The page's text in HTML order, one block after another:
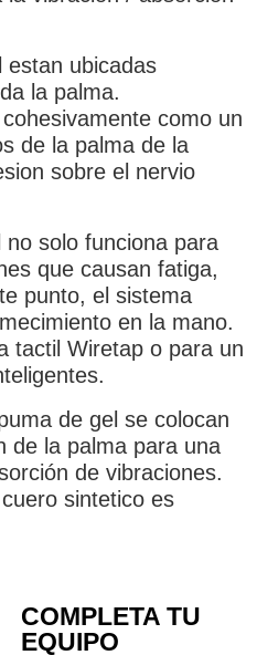
estan ubicadas
la palma.
como un
de la palma de la
sobre el nervio
solo funciona para
que causan fatiga,
punto, el sistema
en la mano.
tactil Wiretap o para un
de gel se colocan
de la palma para una
de vibraciones.
sintetico es
COMPLETA TU
EQUIPO